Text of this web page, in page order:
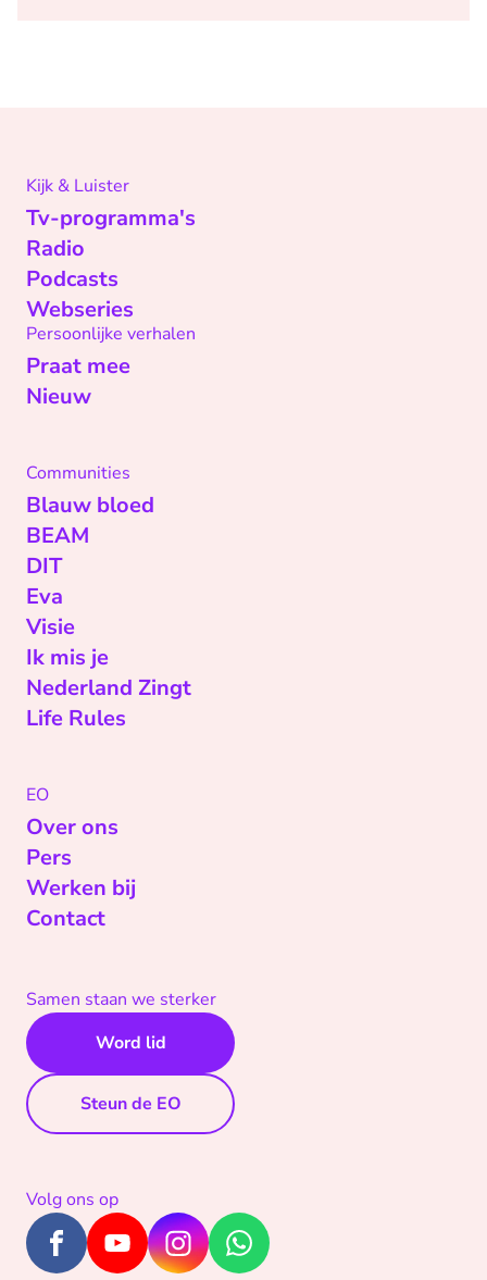
Kijk & Luister
Tv-programma's
Radio
Podcasts
Webseries
Persoonlijke verhalen
Praat mee
Nieuw
Communities
Blauw bloed
BEAM
DIT
Eva
Visie
Ik mis je
Nederland Zingt
Life Rules
EO
Over ons
Pers
Werken bij
Contact
Samen staan we sterker
Word lid
Steun de EO
Volg ons op